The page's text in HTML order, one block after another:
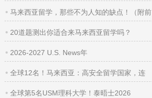
马来西亚留学，那些不为人知的缺点！（附前
20道题测出你适合来马来西亚留学吗？
2026-2027 U.S. News年
全球12名！马来西亚：高安全留学国家，连
全球第5名USM理科大学！泰晤士2026